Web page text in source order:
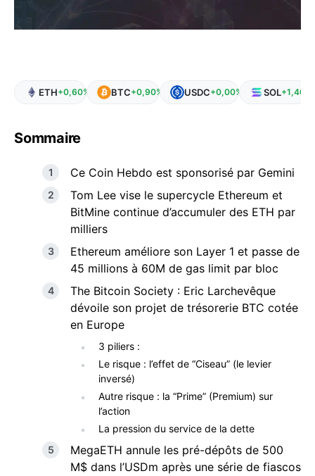
ETH+0,60% BTC+0,90% USDC+0,00% SOL+1,40%
Sommaire
Ce Coin Hebdo est sponsorisé par Gemini
Tom Lee vise le supercycle Ethereum et
BitMine continue d’accumuler des ETH par
milliers
Ethereum améliore son Layer 1 et passe de
45 millions à 60M de gas limit par bloc
The Bitcoin Society : Eric Larchevêque
dévoile son projet de trésorerie BTC cotée
en Europe
3 piliers :
Le risque : l’effet de “Ciseau” (le levier
inversé)
Autre risque : la “Prime” (Premium) sur
l’action
La pression du service de la dette
MegaETH annule les pré-dépôts de 500
M$ dans l’USDm après une série de fiascos